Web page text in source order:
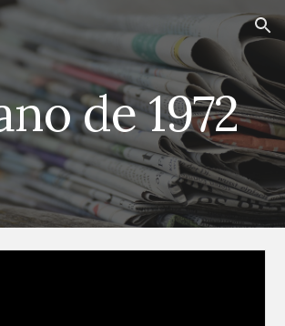
Skip to navigation
de 1972